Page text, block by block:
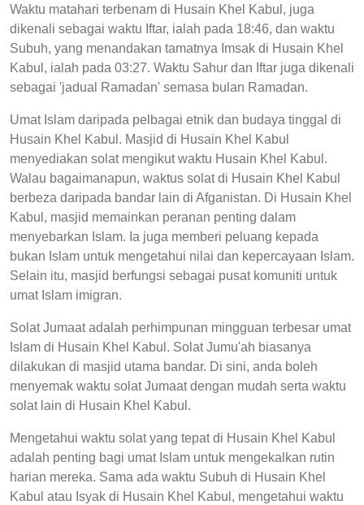
Waktu matahari terbenam di Husain Khel Kabul, juga
dikenali sebagai waktu Iftar, ialah pada 18:46, dan waktu
Subuh, yang menandakan tamatnya Imsak di Husain Khel
Kabul, ialah pada 03:27. Waktu Sahur dan Iftar juga dikenali
sebagai 'jadual Ramadan' semasa bulan Ramadan.
Umat Islam daripada pelbagai etnik dan budaya tinggal di
Husain Khel Kabul. Masjid di Husain Khel Kabul
menyediakan solat mengikut waktu Husain Khel Kabul.
Walau bagaimanapun, waktus solat di Husain Khel Kabul
berbeza daripada bandar lain di Afganistan. Di Husain Khel
Kabul, masjid memainkan peranan penting dalam
menyebarkan Islam. Ia juga memberi peluang kepada
bukan Islam untuk mengetahui nilai dan kepercayaan Islam.
Selain itu, masjid berfungsi sebagai pusat komuniti untuk
umat Islam imigran.
Solat Jumaat adalah perhimpunan mingguan terbesar umat
Islam di Husain Khel Kabul. Solat Jumu'ah biasanya
dilakukan di masjid utama bandar. Di sini, anda boleh
menyemak waktu solat Jumaat dengan mudah serta waktu
solat lain di Husain Khel Kabul.
Mengetahui waktu solat yang tepat di Husain Khel Kabul
adalah penting bagi umat Islam untuk mengekalkan rutin
harian mereka. Sama ada waktu Subuh di Husain Khel
Kabul atau Isyak di Husain Khel Kabul, mengetahui waktu